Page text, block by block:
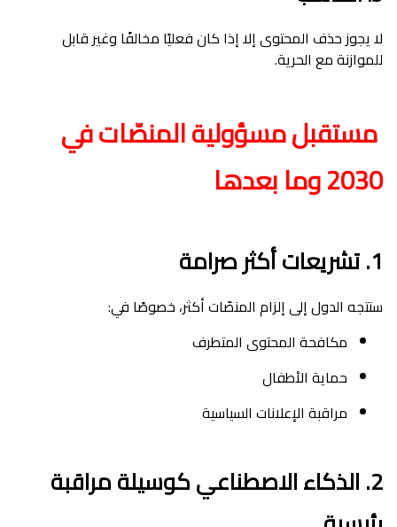
لا يجوز حذف المحتوى إلا إذا كان فعليًا مخالفًا وغير قابل
للموازنة مع الحرية.
مستقبل مسؤولية المنصّات في
2030 وما بعدها
1. تشريعات أكثر صرامة
ستتجه الدول إلى إلزام المنصّات أكثر، خصوصًا في:
مكافحة المحتوى المتطرف
حماية الأطفال
مراقبة الإعلانات السياسية
2. الذكاء الاصطناعي كوسيلة مراقبة